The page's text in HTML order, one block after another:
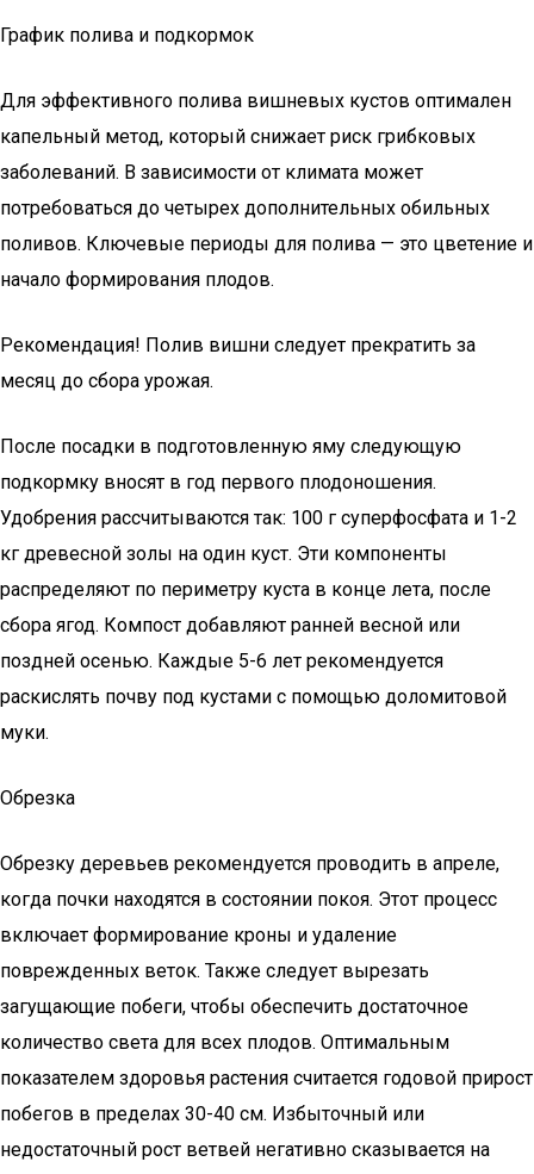
График полива и подкормок
Для эффективного полива вишневых кустов оптимален
капельный метод, который снижает риск грибковых
заболеваний. В зависимости от климата может
потребоваться до четырех дополнительных обильных
поливов. Ключевые периоды для полива — это цветение и
начало формирования плодов.
Рекомендация! Полив вишни следует прекратить за
месяц до сбора урожая.
После посадки в подготовленную яму следующую
подкормку вносят в год первого плодоношения.
Удобрения рассчитываются так: 100 г суперфосфата и 1-2
кг древесной золы на один куст. Эти компоненты
распределяют по периметру куста в конце лета, после
сбора ягод. Компост добавляют ранней весной или
поздней осенью. Каждые 5-6 лет рекомендуется
раскислять почву под кустами с помощью доломитовой
муки.
Обрезка
Обрезку деревьев рекомендуется проводить в апреле,
когда почки находятся в состоянии покоя. Этот процесс
включает формирование кроны и удаление
поврежденных веток. Также следует вырезать
загущающие побеги, чтобы обеспечить достаточное
количество света для всех плодов. Оптимальным
показателем здоровья растения считается годовой прирост
побегов в пределах 30-40 см. Избыточный или
недостаточный рост ветвей негативно сказывается на